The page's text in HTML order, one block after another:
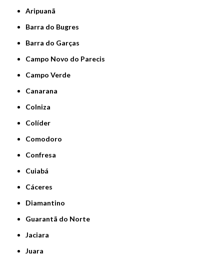
Aripuanã
Barra do Bugres
Barra do Garças
Campo Novo do Parecis
Campo Verde
Canarana
Colniza
Colíder
Comodoro
Confresa
Cuiabá
Cáceres
Diamantino
Guarantã do Norte
Jaciara
Juara